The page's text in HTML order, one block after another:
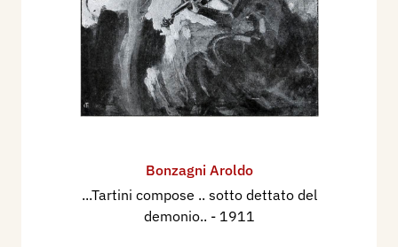
Bonzagni Aroldo
...Tartini compose .. sotto dettato del
demonio.. - 1911